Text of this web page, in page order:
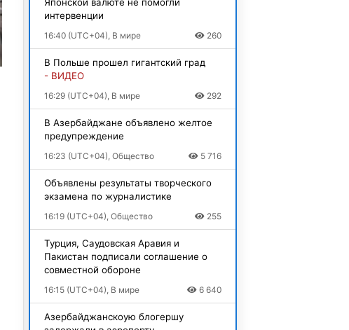
интервенции
16:40 (UTC+04), В мире 260
В Польше прошел гигантский град
- ВИДЕО
16:29 (UTC+04), В мире 292
В Азербайджане объявлено желтое
предупреждение
16:23 (UTC+04), Общество 5 716
Объявлены результаты творческого
экзамена по журналистике
16:19 (UTC+04), Общество 255
Турция, Саудовская Аравия и
Пакистан подписали соглашение о
совместной обороне
16:15 (UTC+04), В мире 6 640
Азербайджанскоую блогершу